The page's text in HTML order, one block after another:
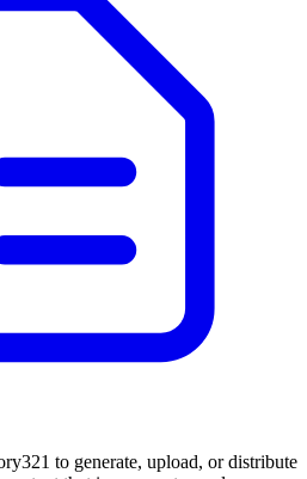
to generate, upload, or distribute